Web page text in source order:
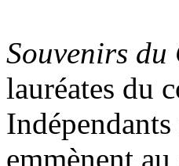
Souvenirs
lauréates du
emmènent